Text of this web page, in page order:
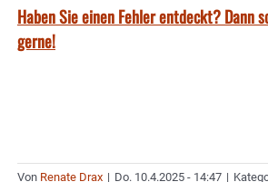
Haben Sie einen Fehler entdeckt? Dann
gerne!
Von Renate Drax | Do. 10.4.2025 - 14:47 |